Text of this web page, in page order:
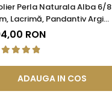
Perla Naturala Alba 6/8
Lacrimă, Pandantiv Argint
| KASKADDA®
RON
ADAUGA IN COS